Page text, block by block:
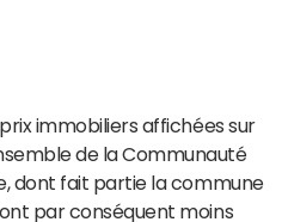
immobiliers affichées sur
de la Communauté
dont fait partie la commune
par conséquent moins